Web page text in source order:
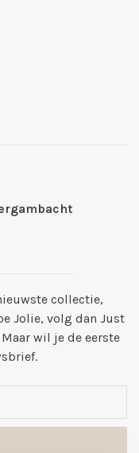
collectie,
Jolie, volg dan Just
wil je de eerste